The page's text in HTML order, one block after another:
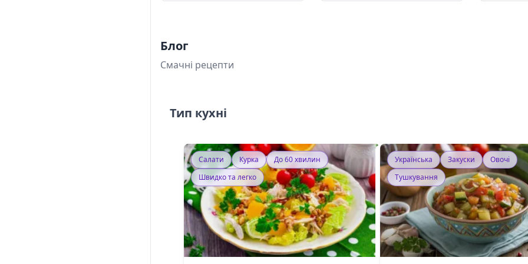
Блог
Смачні рецепти
Тип кухні
Салати Курка
До 60 хвилин
Швидко та легко
Українська Закуски
Овочі
Тушкування